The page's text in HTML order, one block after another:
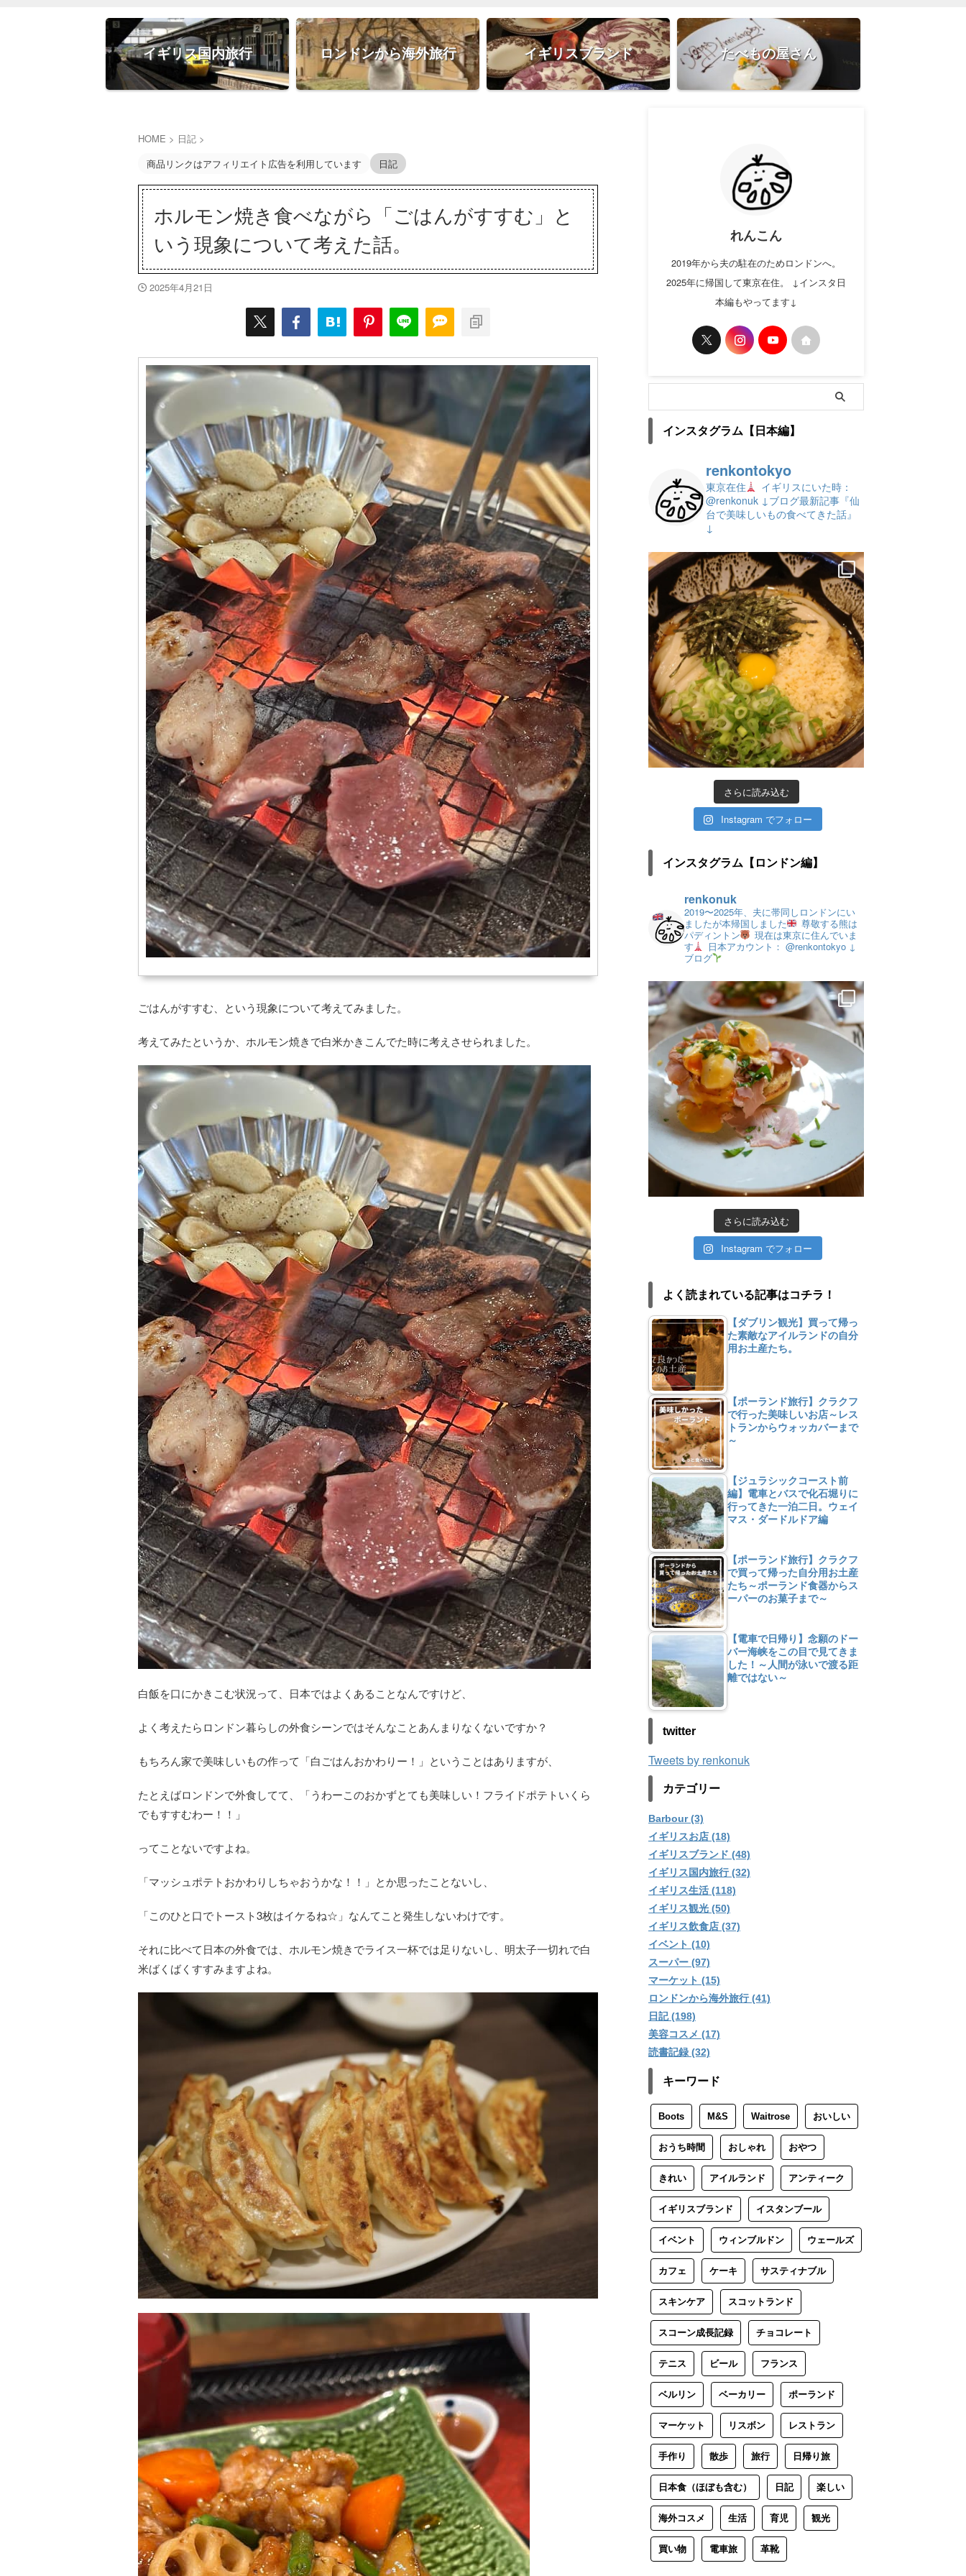
イギリス国内旅行 ロンドンから海外旅行 イギリスブランド たべもの屋さん
HOME > 日記 >
商品リンクはアフィリエイト広告を利用しています
日記
ホルモン焼き食べながら「ごはんがすすむ」と
いう現象について考えた話。
2025年4月21日
ごはんがすすむ、という現象について考えてみました。
考えてみたというか、ホルモン焼きで白米かきこんでた時に考えさせられました。
白飯を口にかきこむ状況って、日本ではよくあることなんですけど、
よく考えたらロンドン暮らしの外食シーンではそんなことあんまりなくないですか？
もちろん家で美味しいもの作って「白ごはんおかわりー！」ということはありますが、
たとえばロンドンで外食してて、「うわーこのおかずとても美味しい！フライドポテトいくら
でもすすむわー！！」
ってことないですよね。
「マッシュポテトおかわりしちゃおうかな！！」とか思ったことないし、
「このひと口でトースト3枚はイケるね☆」なんてこと発生しないわけです。
それに比べて日本の外食では、ホルモン焼きでライス一杯では足りないし、明太子一切れで白
米ばくばくすすみますよね。
れんこん
2019年から夫の駐在のためロンドンへ。
2025年に帰国して東京在住。 ↓インスタ日
本編もやってます↓
インスタグラム【日本編】
renkontokyo
東京在住
イギリスにいた時：
@renkonuk ↓ブログ最新記事『仙
台で美味しいもの食べてきた話』
↓
さらに読み込む
Instagram でフォロー
インスタグラム【ロンドン編】
renkonuk
2019〜2025年、夫に帯同しロンドンにい
ましたが本帰国しました
尊敬する熊は
パディントン
現在は東京に住んでいま
す
日本アカウント： @renkontokyo ↓
ブログ
さらに読み込む
Instagram でフォロー
よく読まれている記事はコチラ！
【ダブリン観光】買って帰っ
た素敵なアイルランドの自分
用お土産たち。
【ポーランド旅行】クラクフ
で行った美味しいお店～レス
トランからウォッカバーまで
～
【ジュラシックコースト前
編】電車とバスで化石堀りに
行ってきた一泊二日。ウェイ
マス・ダードルドア編
【ポーランド旅行】クラクフ
で買って帰った自分用お土産
たち～ポーランド食器からス
ーパーのお菓子まで～
【電車で日帰り】念願のドー
バー海峡をこの目で見てきま
した！～人間が泳いで渡る距
離ではない～
twitter
Tweets by renkonuk
カテゴリー
Barbour (3)
イギリスお店 (18)
イギリスブランド (48)
イギリス国内旅行 (32)
イギリス生活 (118)
イギリス観光 (50)
イギリス飲食店 (37)
イベント (10)
スーパー (97)
マーケット (15)
ロンドンから海外旅行 (41)
日記 (198)
美容コスメ (17)
読書記録 (32)
キーワード
Boots M&S Waitrose おいしい
おうち時間 おしゃれ おやつ
きれい アイルランド アンティーク
イギリスブランド イスタンブール
イベント ウィンブルドン ウェールズ
カフェ ケーキ サスティナブル
スキンケア スコットランド
スコーン成長記録 チョコレート
テニス ビール フランス
ベルリン ベーカリー ポーランド
マーケット リスボン レストラン
手作り 散歩 旅行 日帰り旅
日本食（ほぼも含む） 日記 楽しい
海外コスメ 生活 育児 観光
買い物 電車旅 革靴